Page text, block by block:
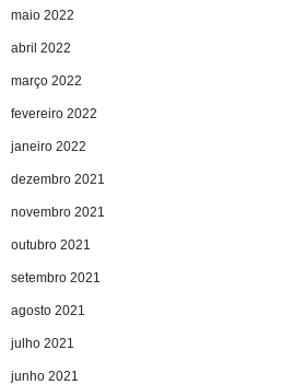
maio 2022
abril 2022
março 2022
fevereiro 2022
janeiro 2022
dezembro 2021
novembro 2021
outubro 2021
setembro 2021
agosto 2021
julho 2021
junho 2021